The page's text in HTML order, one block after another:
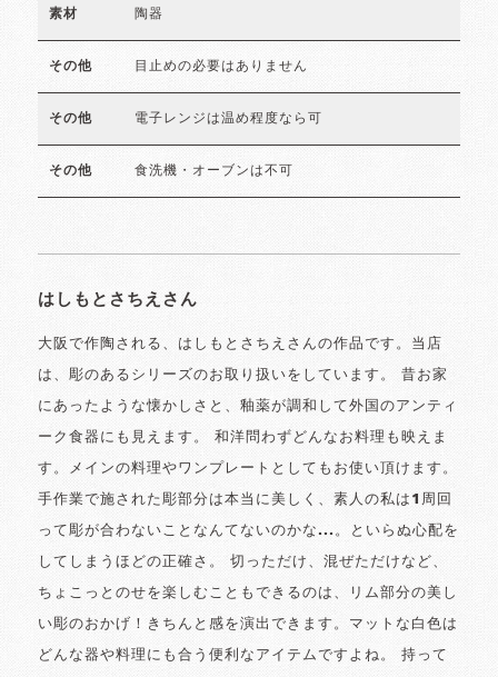
素材 陶器
その他 目止めの必要はありません
その他 電子レンジは温め程度なら可
その他 食洗機・オーブンは不可
はしもとさちえさん
大阪で作陶される、はしもとさちえさんの作品です。当店
は、彫のあるシリーズのお取り扱いをしています。 昔お家
にあったような懐かしさと、釉薬が調和して外国のアンティ
ーク食器にも見えます。 和洋問わずどんなお料理も映えま
す。メインの料理やワンプレートとしてもお使い頂けます。
手作業で施された彫部分は本当に美しく、素人の私は1周回
って彫が合わないことなんてないのかな...。といらぬ心配を
してしまうほどの正確さ。 切っただけ、混ぜただけなど、
ちょこっとのせを楽しむこともできるのは、リム部分の美し
い彫のおかげ！きちんと感を演出できます。マットな白色は
どんな器や料理にも合う便利なアイテムですよね。 持って